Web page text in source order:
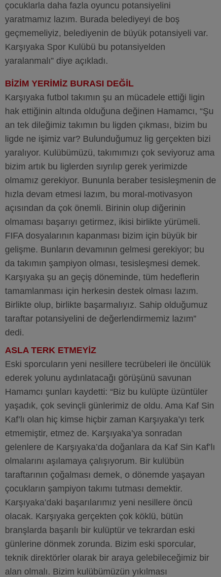
çocuklarla daha fazla oyuncu potansiyelini
yaratmamız lazım. Burada belediyeyi de boş
geçmemeliyiz, belediyenin de büyük potansiyeli var.
Karşıyaka Spor Kulübü bu potansiyelden
yaralanmalı” diye açıkladı.
BİZİM YERİMİZ BURASI DEĞİL
Karşıyaka futbol takımın şu an mücadele ettiği ligin
hak ettiğinin altında olduğuna değinen Hamamcı, “Şu
an tek dileğimiz takımın bu ligden çıkması, bizim bu
ligde ne işimiz var? Bulunduğumuz lig gerçekten bizi
yaralıyor. Kulübümüzü, takımımızı çok seviyoruz ama
bizim artık bu liglerden sıyrılıp gerek yerimizde
olmamız gerekiyor. Bununla beraber tesisleşmenin de
hızla devam etmesi lazım, bu moral-motivasyon
açısından da çok önemli. Birinin olup diğerinin
olmaması başarıyı getirmez, ikisi birlikte yürümeli.
FIFA dosyalarının kapanması bizim için büyük bir
gelişme. Bunların devamının gelmesi gerekiyor; bu
da takımın şampiyon olması, tesisleşmesi demek.
Karşıyaka şu an geçiş döneminde, tüm hedeflerin
tamamlanması için herkesin destek olması lazım.
Birlikte olup, birlikte başarmalıyız. Sahip olduğumuz
taraftar potansiyelini de değerlendirmemiz lazım”
dedi.
ASLA TERK ETMEYİZ
Eski sporcuların yeni nesillere tecrübeleri ile öncülük
ederek yolunu aydınlatacağı görüşünü savunan
Hamamcı şunları kaydetti: “Biz bu kulüpte üzüntüler
yaşadık, çok sevinçli günlerimiz de oldu. Ama Kaf Sin
Kaf’lı olan hiç kimse hiçbir zaman Karşıyaka’yı terk
etmemiştir, etmez de. Karşıyaka’ya sonradan
gelenlere de Karşıyaka’da doğanlara da Kaf Sin Kaf’lı
olmalarını aşılamaya çalışıyorum. Bir kulübün
taraftarının çoğalması demek, o dönemde yaşayan
çocukların şampiyon takımı tutması demektir.
Karşıyaka’daki başarılarımız yeni nesillere öncü
olacak. Karşıyaka gerçekten çok köklü, bütün
branşlarda başarılı bir kulüptür ve tekrardan eski
günlerine dönmek zorunda. Bizim eski sporcular,
teknik direktörler olarak bir araya gelebileceğimiz bir
alan olmalı. Bizim kulübümüzün yıkılması